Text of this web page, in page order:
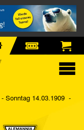
- Sonntag 14.03.1909 -